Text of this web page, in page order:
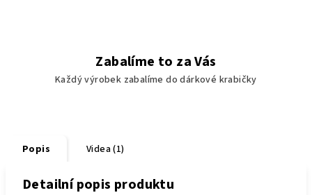
Zabalíme to za Vás
Každý výrobek zabalíme do dárkové krabičky
Popis Videa (1)
Detailní popis produktu